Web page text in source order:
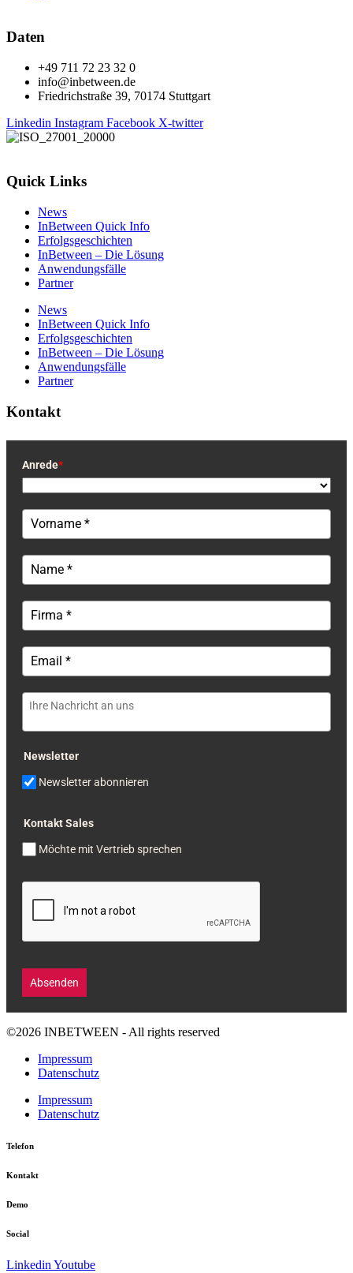
Daten
+49 711 72 23 32 0
info@inbetween.de
Friedrichstraße 39, 70174 Stuttgart
Linkedin Instagram Facebook X-twitter
Quick Links
News
InBetween Quick Info
Erfolgsgeschichten
InBetween – Die Lösung
Anwendungsfälle
Partner
News
InBetween Quick Info
Erfolgsgeschichten
InBetween – Die Lösung
Anwendungsfälle
Partner
Kontakt
Anrede*
Newsletter
Newsletter abonnieren
Kontakt Sales
Möchte mit Vertrieb sprechen
Absenden
©2026 INBETWEEN - All rights reserved
Impressum
Datenschutz
Impressum
Datenschutz
Telefon
Kontakt
Demo
Social
Linkedin Youtube